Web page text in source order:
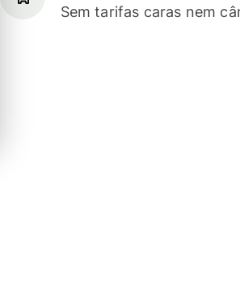
Sem tarifas caras nem